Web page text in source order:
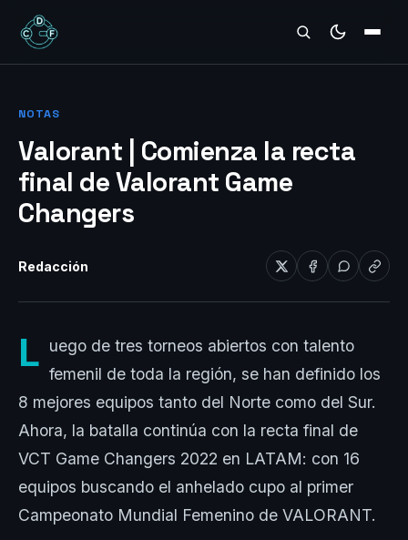
REVIEWS
NOTAS
Valorant | Comienza la recta
final de Valorant Game
Changers
Redacción
L uego de tres torneos abiertos con talento
femenil de toda la región, se han definido los
8 mejores equipos tanto del Norte como del Sur.
Ahora, la batalla continúa con la recta final de
VCT Game Changers 2022 en LATAM: con 16
equipos buscando el anhelado cupo al primer
Campeonato Mundial Femenino de VALORANT.